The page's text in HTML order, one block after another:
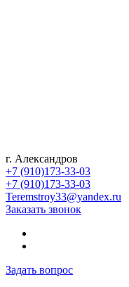
г. Александров
+7 (910)173-33-03
+7 (910)173-33-03
Teremstroy33@yandex.ru
Заказать звонок
Задать вопрос